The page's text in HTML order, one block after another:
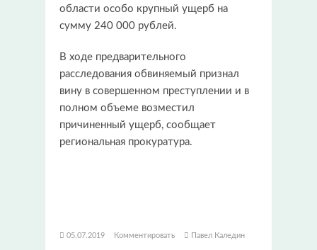
области особо крупный ущерб на
сумму 240 000 рублей.
В ходе предварительного
расследования обвиняемый признал
вину в совершенном преступлении и в
полном объеме возместил
причиненный ущерб, сообщает
региональная прокуратура.
05.07.2019 Комментировать Павел Каледин